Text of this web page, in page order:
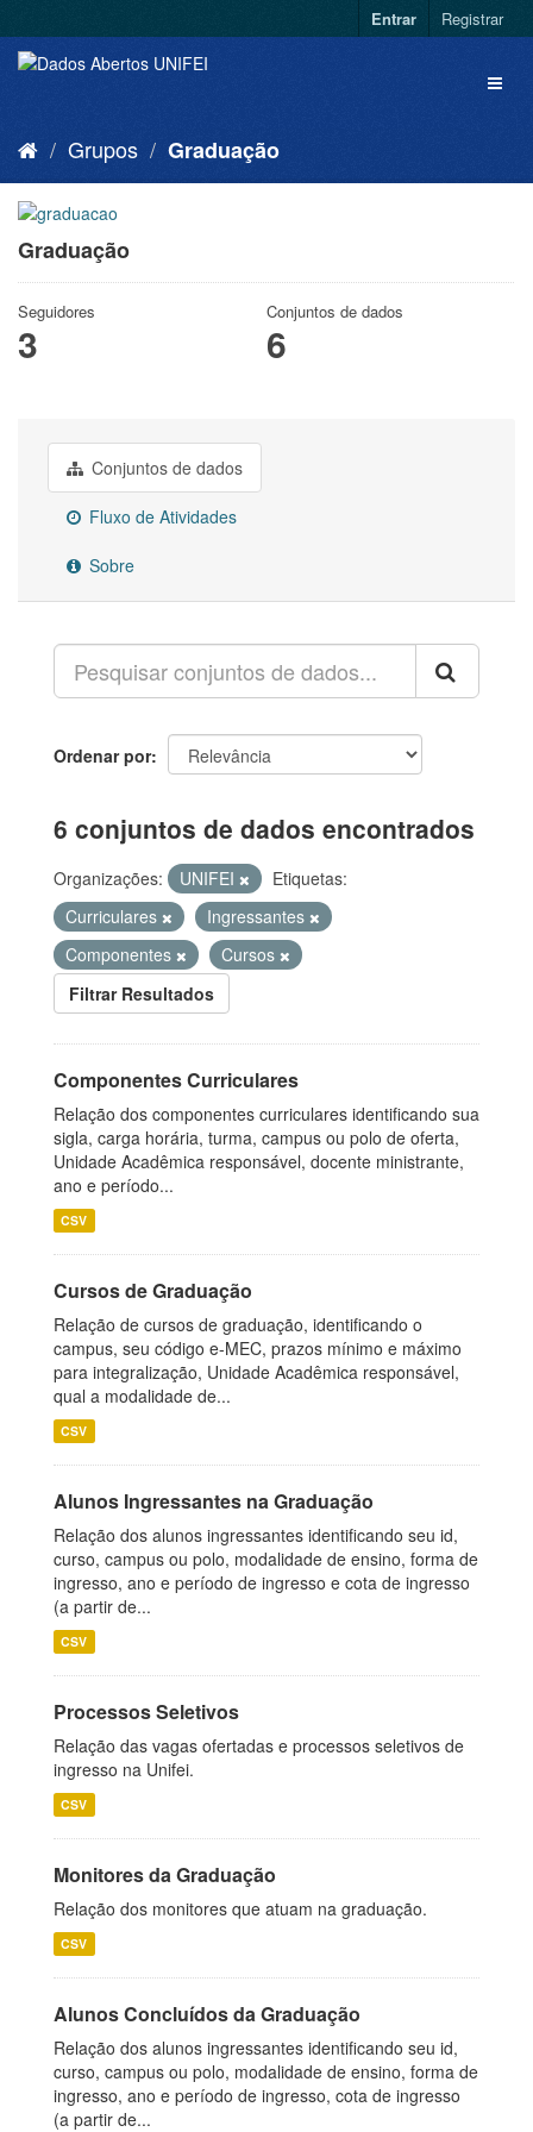
Entrar Registrar
Grupos Graduação
Graduação
Seguidores
3
Conjuntos de dados
6
Conjuntos de dados
Fluxo de Atividades
Sobre
Ordenar por
6 conjuntos de dados encontrados
Organizações: UNIFEI
Etiquetas:
Curriculares
Ingressantes
Componentes
Cursos
Filtrar Resultados
Componentes Curriculares
Relação dos componentes curriculares identificando sua
sigla, carga horária, turma, campus ou polo de oferta,
Unidade Acadêmica responsável, docente ministrante,
ano e período...
CSV
Cursos de Graduação
Relação de cursos de graduação, identificando o
campus, seu código e-MEC, prazos mínimo e máximo
para integralização, Unidade Acadêmica responsável,
qual a modalidade de...
CSV
Alunos Ingressantes na Graduação
Relação dos alunos ingressantes identificando seu id,
curso, campus ou polo, modalidade de ensino, forma de
ingresso, ano e período de ingresso e cota de ingresso
(a partir de...
CSV
Processos Seletivos
Relação das vagas ofertadas e processos seletivos de
ingresso na Unifei.
CSV
Monitores da Graduação
Relação dos monitores que atuam na graduação.
CSV
Alunos Concluídos da Graduação
Relação dos alunos ingressantes identificando seu id,
curso, campus ou polo, modalidade de ensino, forma de
ingresso, ano e período de ingresso, cota de ingresso
(a partir de...